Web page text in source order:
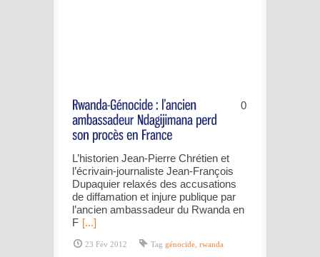
0
L’historien Jean-Pierre Chrétien et
l’écrivain-journaliste Jean-François
Dupaquier relaxés des accusations
de diffamation et injure publique par
l’ancien ambassadeur du Rwanda en
F [...]
23 Fév 2012 Tag génocide, rwanda